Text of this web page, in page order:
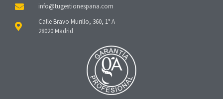
Calle Bravo Murillo, 360, 1° A
28020 Madrid